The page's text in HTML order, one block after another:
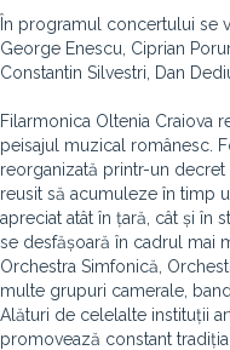
În programul concertului se
George Enescu, Ciprian
Constantin Silvestri, Dan
Filarmonica Oltenia Craiova
peisajul muzical românesc.
reorganizată printr-un decret
reusit să acumuleze în timp
apreciat atât în țară, cât și în
se desfășoară în cadrul mai
Orchestra Simfonică,
multe grupuri camerale,
Alături de celelalte instituții
promovează constant